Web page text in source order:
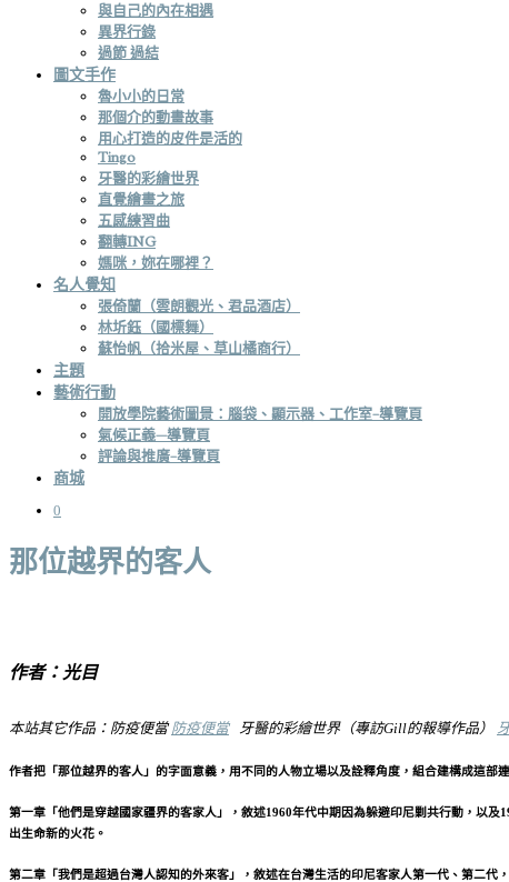
與自己的內在相遇
異界行錄
過節 過結
圖文手作
魯小小的日常
那個介的動畫故事
用心打造的皮件是活的
Tingo
牙醫的彩繪世界
直覺繪畫之旅
五感練習曲
翻轉ING
媽咪，妳在哪裡？
名人覺知
張倚蘭（雲朗觀光、君品酒店）
林圻鈺（國標舞）
蘇怡帆（拾米屋、草山橘商行）
主題
藝術行動
開放學院藝術圖景：腦袋、顯示器、工作室–導覽頁
氣候正義—導覽頁
評論與推廣–導覽頁
商城
0
那位越界的客人
作者：光目
本站其它作品：防疫便當防疫便當牙醫的彩繪世界（專訪Gill的報導作品）
作者把「那位越界的客人 」的字面意義，用不同的人物立場以及詮釋角度，組合建構成這部
第一章「他們是穿越國家疆界的客家人 」，敘述1960年代中期因為躲避印尼剿共行動，以
出生命新的火花。
第二章「我們是超過台灣人認知的外來客 」，敘述在台灣生活的印尼客家人第一代、第二代